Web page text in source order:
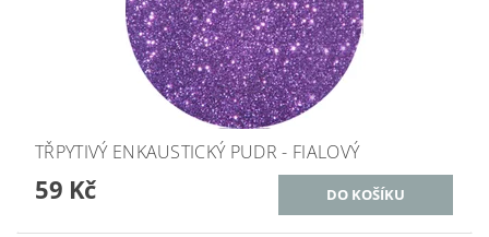
TŘPYTIVÝ ENKAUSTICKÝ PUDR - FIALOVÝ
59 Kč